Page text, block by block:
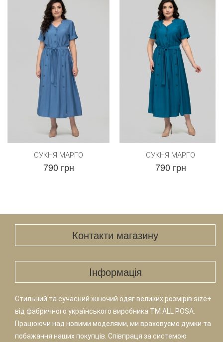
СУКНЯ МАРГО
790 грн
СУКНЯ МАРГО
790 грн
Контакти магазину
Iнформація
Стильний та сучасний жіночий одяг великих розмірів size+
від фабричного українського виробника TM ALL POSA.
Працюючи над новими моделями, ми враховуємо думки та
побажання наших покупців. Співпраця за системою